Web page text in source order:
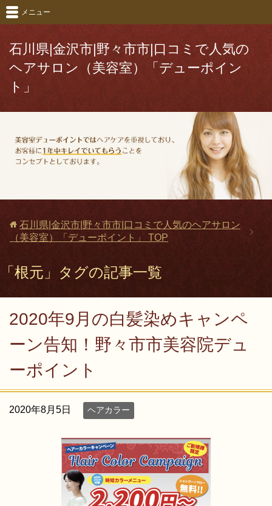
石川県|金沢市|野々市市|口コミで人気の
ヘアサロン（美容室）「デューポイン
ト」
メニュー
石川県|金沢市|野々市市|口コミで人気のヘアサロン
（美容室）「デューポイント」
TOP
「根元」タグの記事一覧
2020年9月の白髪染めキャンペ
ーン告知！野々市市美容院デュ
ーポイント
2020年8月5日 ヘアカラー